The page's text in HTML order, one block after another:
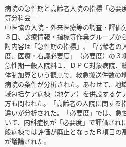
病院の急性期と高齢者入院の指標「必
等分科会―
中医協の入院・外来医療等の調査・評価
３日、診療情報・指標等作業グループ
討内容は「急性期の指標」、「高齢者の
度、医療・看護必要度」（必要度）の３
急性期一般入院料１、ＤＰＣ対象病院、
体制加算という観点で、救急搬送件数の
病院の条件が分析された。あわせて、地
域包括ケア病棟（地ケア）を併設するケ
方も問われた。「高齢者の入院に関する
違いが分析された。「必要度」では、急
いて、内科症例が「必要度」で評価され
般病棟では評価が廃止となったＢ項目の
が議論された。